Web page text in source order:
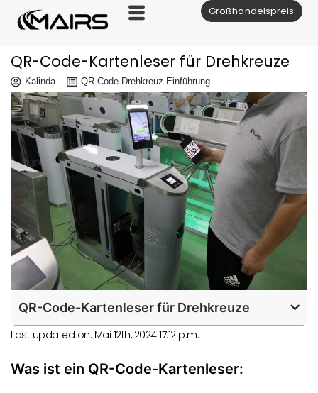
Zum
Inhalt
Großhandelspreis
QR-Code-Kartenleser für Drehkreuze
Kalinda QR-Code-Drehkreuz Einführung
QR-Code-Kartenleser für Drehkreuze
Last updated on: Mai 12th, 2024 17:12 p.m.
Was ist ein QR-Code-Kartenleser: